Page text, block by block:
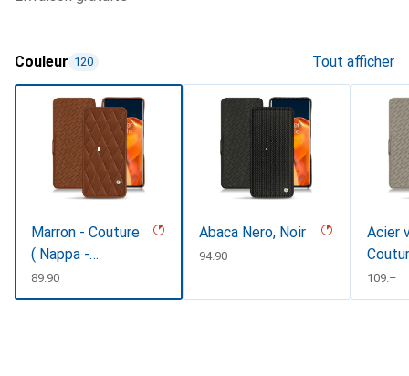
Couleur 120 Tout afficher
Marron - Couture
( Nappa -
Pantone
#8B4720 )
CHF
89.90
Abaca Nero, Noir
CHF
94.90
Acier
CHF
109.–